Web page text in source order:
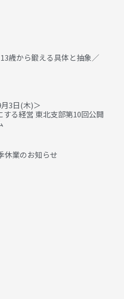
歳から鍛える具体と抽象／
3日(木)＞
する経営 東北支部第10回公開
休業のお知らせ